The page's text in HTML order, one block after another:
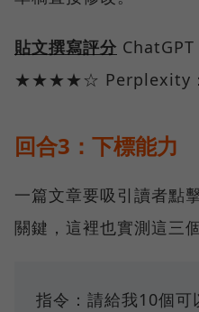
貼文撰寫評分
★★★★☆
回合3：下標能力
一篇文章要吸引讀者點
關鍵，這裡也實測這三
指令：請給我10個可